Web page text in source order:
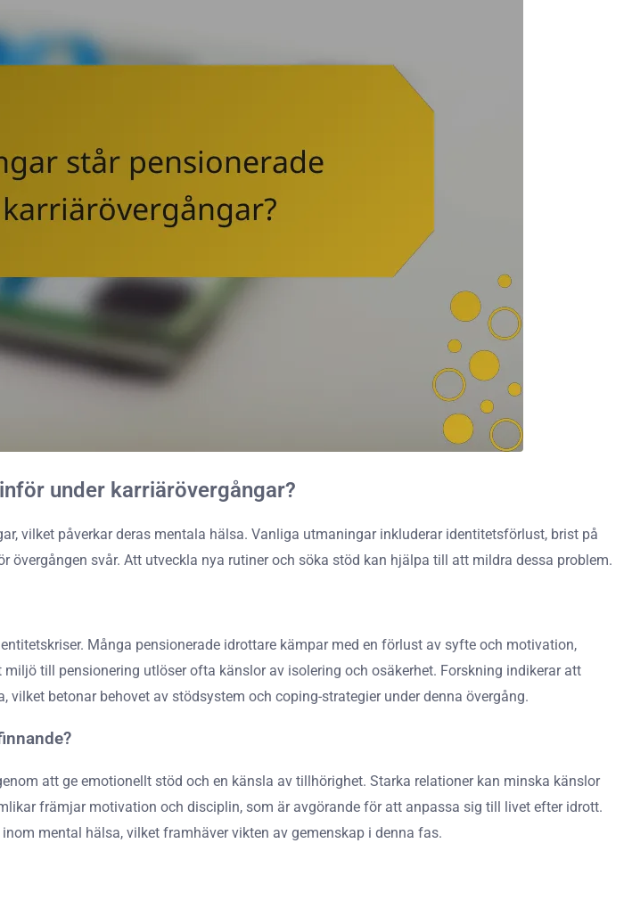
under karriärövergångar?
vilket påverkar deras mentala hälsa. Vanliga utmaningar inkluderar identitetsförlust, brist på
svår. Att utveckla nya rutiner och söka stöd kan hjälpa till att mildra dessa problem.
Många pensionerade idrottare kämpar med en förlust av syfte och motivation,
till pensionering utlöser ofta känslor av isolering och osäkerhet. Forskning indikerar att
betonar behovet av stödsystem och coping-strategier under denna övergång.
att ge emotionellt stöd och en känsla av tillhörighet. Starka relationer kan minska känslor
främjar motivation och disciplin, som är avgörande för att anpassa sig till livet efter idrott.
mental hälsa, vilket framhäver vikten av gemenskap i denna fas.